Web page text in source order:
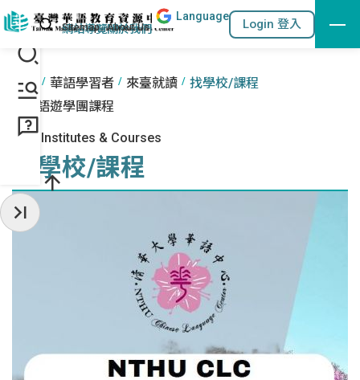
跳到主要內容區塊
::: 站內搜尋
網站導覽關於我們
Language
Login 登入
:::
首頁 華語學習者 來臺就讀
找學校/課程
華語遊學團課程
Find Institutes & Courses
找學校/課程
收起常用服務